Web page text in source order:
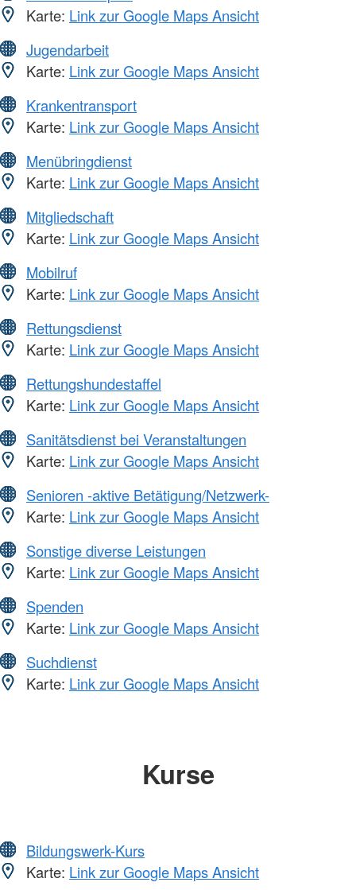
Karte: Link zur Google Maps Ansicht
Jugendarbeit
Karte: Link zur Google Maps Ansicht
Krankentransport
Karte: Link zur Google Maps Ansicht
Menübringdienst
Karte: Link zur Google Maps Ansicht
Mitgliedschaft
Karte: Link zur Google Maps Ansicht
Mobilruf
Karte: Link zur Google Maps Ansicht
Rettungsdienst
Karte: Link zur Google Maps Ansicht
Rettungshundestaffel
Karte: Link zur Google Maps Ansicht
Sanitätsdienst bei Veranstaltungen
Karte: Link zur Google Maps Ansicht
Senioren -aktive Betätigung/Netzwerk-
Karte: Link zur Google Maps Ansicht
Sonstige diverse Leistungen
Karte: Link zur Google Maps Ansicht
Spenden
Karte: Link zur Google Maps Ansicht
Suchdienst
Karte: Link zur Google Maps Ansicht
Kurse
Bildungswerk-Kurs
Karte: Link zur Google Maps Ansicht